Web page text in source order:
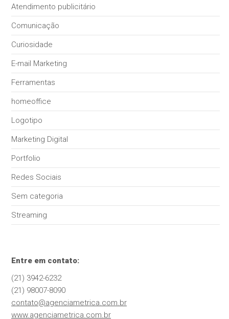
Atendimento publicitário
Comunicação
Curiosidade
E-mail Marketing
Ferramentas
homeoffice
Logotipo
Marketing Digital
Portfolio
Redes Sociais
Sem categoria
Streaming
Entre em contato:
(21) 3942-6232
(21) 98007-8090
contato@agenciametrica.com.br
www.agenciametrica.com.br